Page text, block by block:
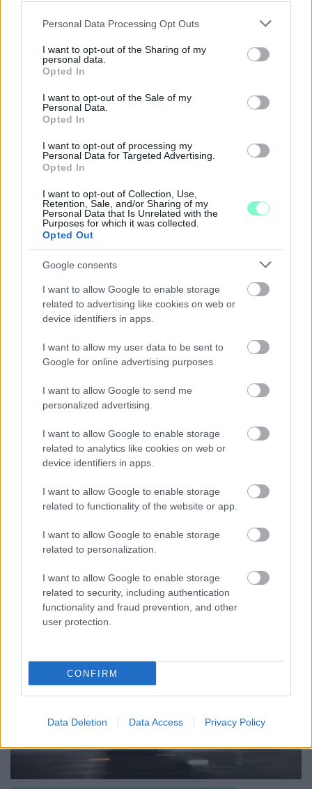
Please note that this website/app uses one or more Google
not limited to your visit or usage behaviour. You may click to
grant or deny consent to Google and its third-party tags to
use your data for below specified purposes in below Google
consent section.
Personal Data Processing Opt Outs
I want to opt-out of the Sharing of my
personal data.
Opted In
I want to opt-out of the Sale of my
Personal Data.
Opted In
I want to opt-out of processing my
Personal Data for Targeted Advertising.
Opted In
I want to opt-out of Collection, Use,
Retention, Sale, and/or Sharing of my
Personal Data that Is Unrelated with the
Purposes for which it was collected.
Opted Out
Google consents
I want to allow Google to enable storage
related to advertising like cookies on web or
device identifiers in apps.
I want to allow my user data to be sent to
Google for online advertising purposes.
I want to allow Google to send me
personalized advertising.
I want to allow Google to enable storage
related to analytics like cookies on web or
device identifiers in apps.
I want to allow Google to enable storage
related to functionality of the website or app.
I want to allow Google to enable storage
related to personalization.
I want to allow Google to enable storage
related to security, including authentication
functionality and fraud prevention, and other
user protection.
CONFIRM
Data Deletion Data Access Privacy Policy
MEGRÁZÓ VIDEÓ BÁBOLNÁRÓL: HAJLÉKTALAN
INFORMÁCIÓINK SZERINT A RENDŐRSÉG MÁR
INTÉZKEDIK AZ ÜGYBEN
A felvételen egy padon alvó férfit ütnek meg, majd arra
kényszerítik, hogy térdre ereszkedve megcsókolja egyikük
bakancsát.
LAKOSSÁGI FÓRUMON MUTATJÁK BE A
GYŐRSZENTIVÁNI KÖR TÉR FELÚJÍTÁSÁNAK
Augusztus 6-án a beruházás ütemezéséről és az új kerékpárút
Szólj hozzá!